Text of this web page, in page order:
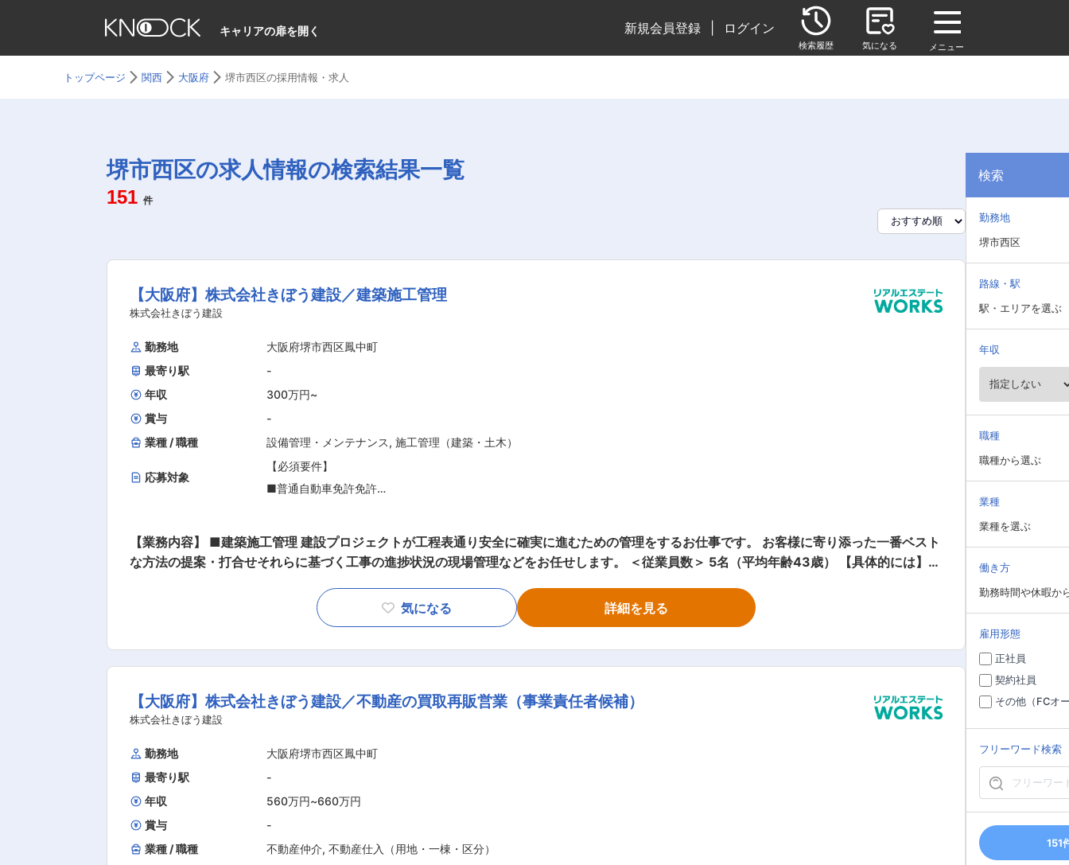
キャリアの扉を開く 新規会員登録 ログイン
検索履歴 気になる メニュー
トップページ 関西 大阪府 堺市西区の採用情報・求人
堺市西区の求人情報の検索結果一覧
151 件
【大阪府】株式会社きぼう建設／建築施工管理
株式会社きぼう建設
勤務地
大阪府堺市西区鳳中町
最寄り駅
-
年収
300万円~
賞与
-
業種 / 職種
設備管理・メンテナンス, 施工管理（建築・土木）
応募対象
【必須要件】
■普通自動車免許免許
大学院
【業務内容】 ■建築施工管理 建設プロジェクトが工程表通り安全に確実に進むための管理をするお仕事です。 お客様に寄り添った一番ベスト
な方法の提案・打合せそれらに基づく工事の進捗状況の現場管理などをお任せします。 ＜従業員数＞ 5名（平均年齢43歳） 【具体的には】
水栓工事など幅広く対応していただきます。 ＜働き方について＞ ・基本的に現場へは直行直帰となります。 ・基本的に1現場、1人で行ってい
ただきます。 ・現場へは社用車を使用します。（入社3ヶ月経過後より貸与）また、通勤にもご使用いただけます。 ・担当エリアは大阪府内
社概要】 当社は大阪府堺市を拠点に「リフォーム」「注文住宅」「老人ホーム建設」の3事業を柱とし、地域密着型の丁寧な住まいづくりを
展開しています。 ◇リフォーム事業 水回りやエクステリアなど、住宅のあらゆる部分に対応。お客様の予算や要望に応じた最適なプランを提
イドで提供。「こんな家に住みたい」という漠然とした理想を、具体的な住まいとして実現する力があります。 ◇老人ホーム建設事業 関連会
社と連携し、住宅型有料老人ホームの建設・運営を支援。高齢化社会に対応した安心・安全な住環境の提供に貢献しています。 ※加えて、
「土地活用」に関する情報提供や相談も受け付けており、不動産の有効活用をサポートする体制も整えています。 変更の範囲：会社の定める
業務
気になる 詳細を見る
【大阪府】株式会社きぼう建設／不動産の買取再販営業（事業責任者候補）
株式会社きぼう建設
勤務地
大阪府堺市西区鳳中町
最寄り駅
-
年収
560万円~660万円
賞与
-
業種 / 職種
不動産仲介, 不動産仕入（用地・一棟・区分）
検索
勤務地
堺市西区
路線・駅
駅・エリアを選ぶ
年収
職種
職種から選ぶ
業種
業種を選ぶ
働き方
勤務時間や休暇か
雇用形態
正社員
契約社員
その他（FCオ
フリーワード検索
151